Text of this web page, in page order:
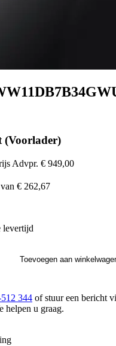
(Voorlader)
Advpr. € 949,00
€ 262,67
levertijd
Toevoegen aan
344 of stuur een bericht
helpen u graag.